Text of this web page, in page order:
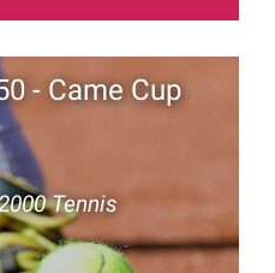
- Came Cup
Tennis